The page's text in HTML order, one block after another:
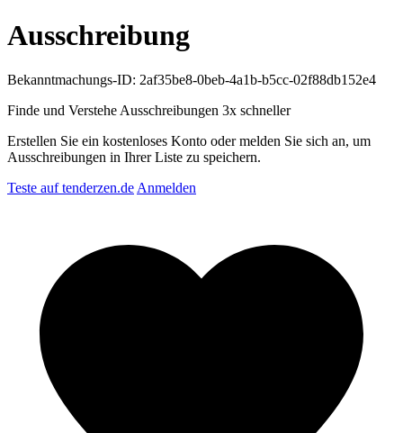
Ausschreibung
Bekanntmachungs-ID: 2af35be8-0beb-4a1b-b5cc-02f88db152e4
Finde und Verstehe Ausschreibungen 3x schneller
Erstellen Sie ein kostenloses Konto oder melden Sie sich an, um
Ausschreibungen in Ihrer Liste zu speichern.
Teste auf tenderzen.de Anmelden